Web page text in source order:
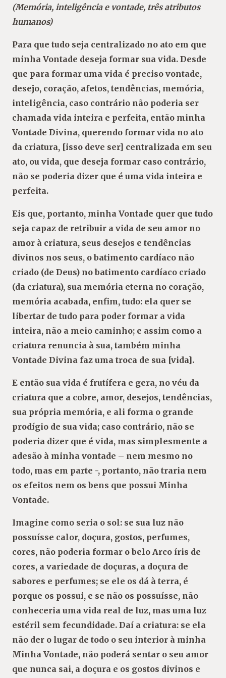
(Memória, inteligência e vontade, três atributos
humanos)
Para que tudo seja centralizado no ato em que
minha Vontade deseja formar sua vida. Desde
que para formar uma vida é preciso vontade,
desejo, coração, afetos, tendências, memória,
inteligência, caso contrário não poderia ser
chamada vida inteira e perfeita, então minha
Vontade Divina, querendo formar vida no ato
da criatura, [isso deve ser] centralizada em seu
ato, ou vida, que deseja formar caso contrário,
não se poderia dizer que é uma vida inteira e
perfeita.
Eis que, portanto, minha Vontade quer que tudo
seja capaz de retribuir a vida de seu amor no
amor à criatura, seus desejos e tendências
divinos nos seus, o batimento cardíaco não
criado (de Deus) no batimento cardíaco criado
(da criatura), sua memória eterna no coração,
memória acabada, enfim, tudo: ela quer se
libertar de tudo para poder formar a vida
inteira, não a meio caminho; e assim como a
criatura renuncia à sua, também minha
Vontade Divina faz uma troca de sua [vida].
E então sua vida é frutífera e gera, no véu da
criatura que a cobre, amor, desejos, tendências,
sua própria memória, e ali forma o grande
prodígio de sua vida; caso contrário, não se
poderia dizer que é vida, mas simplesmente a
adesão à minha vontade – nem mesmo no
todo, mas em parte -, portanto, não traria nem
os efeitos nem os bens que possui Minha
Vontade.
Imagine como seria o sol: se sua luz não
possuísse calor, doçura, gostos, perfumes,
cores, não poderia formar o belo Arco íris de
cores, a variedade de doçuras, a doçura de
sabores e perfumes; se ele os dá à terra, é
porque os possui, e se não os possuísse, não
conheceria uma vida real de luz, mas uma luz
estéril sem fecundidade. Daí a criatura: se ela
não der o lugar de todo o seu interior à minha
Minha Vontade, não poderá sentar o seu amor
que nunca sai, a doçura e os gostos divinos e